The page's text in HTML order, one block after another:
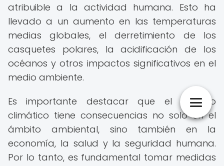
atribuible a la actividad humana. Esto ha
llevado a un aumento en las temperaturas
medias globales, el derretimiento de los
casquetes polares, la acidificación de los
océanos y otros impactos significativos en el
medio ambiente.
Es importante destacar que el cambio
climático tiene consecuencias no solo en el
ámbito ambiental, sino también en la
economía, la salud y la seguridad humana.
Por lo tanto, es fundamental tomar medidas